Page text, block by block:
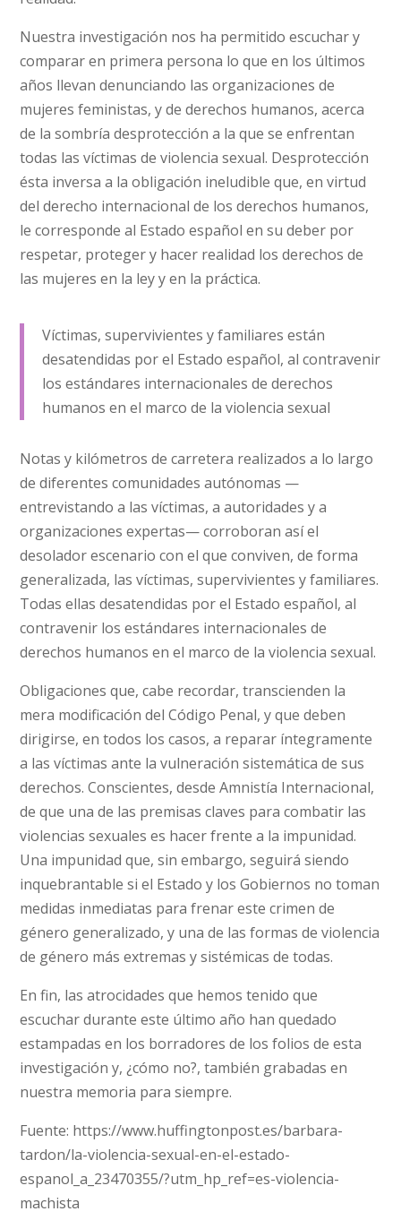
Nuestra investigación nos ha permitido escuchar y
comparar en primera persona lo que en los últimos
años llevan denunciando las organizaciones de
mujeres feministas, y de derechos humanos, acerca
de la sombría desprotección a la que se enfrentan
todas las víctimas de violencia sexual. Desprotección
ésta inversa a la obligación ineludible que, en virtud
del derecho internacional de los derechos humanos,
le corresponde al Estado español en su deber por
respetar, proteger y hacer realidad los derechos de
las mujeres en la ley y en la práctica.
Víctimas, supervivientes y familiares están
desatendidas por el Estado español, al contravenir
los estándares internacionales de derechos
humanos en el marco de la violencia sexual
Notas y kilómetros de carretera realizados a lo largo
de diferentes comunidades autónomas —
entrevistando a las víctimas, a autoridades y a
organizaciones expertas— corroboran así el
desolador escenario con el que conviven, de forma
generalizada, las víctimas, supervivientes y familiares.
Todas ellas desatendidas por el Estado español, al
contravenir los estándares internacionales de
derechos humanos en el marco de la violencia sexual.
Obligaciones que, cabe recordar, transcienden la
mera modificación del Código Penal, y que deben
dirigirse, en todos los casos, a reparar íntegramente
a las víctimas ante la vulneración sistemática de sus
derechos. Conscientes, desde Amnistía Internacional,
de que una de las premisas claves para combatir las
violencias sexuales es hacer frente a la impunidad.
Una impunidad que, sin embargo, seguirá siendo
inquebrantable si el Estado y los Gobiernos no toman
medidas inmediatas para frenar este crimen de
género generalizado, y una de las formas de violencia
de género más extremas y sistémicas de todas.
En fin, las atrocidades que hemos tenido que
escuchar durante este último año han quedado
estampadas en los borradores de los folios de esta
investigación y, ¿cómo no?, también grabadas en
nuestra memoria para siempre.
Fuente: https://www.huffingtonpost.es/barbara-
tardon/la-violencia-sexual-en-el-estado-
espanol_a_23470355/?utm_hp_ref=es-violencia-
machista